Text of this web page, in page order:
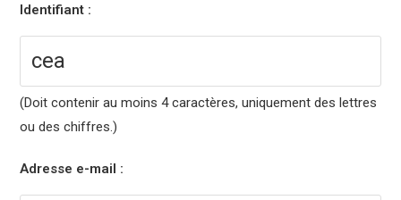
Identifiant :
(Doit contenir au moins 4 caractères, uniquement des lettres
ou des chiffres.)
Adresse e-mail :